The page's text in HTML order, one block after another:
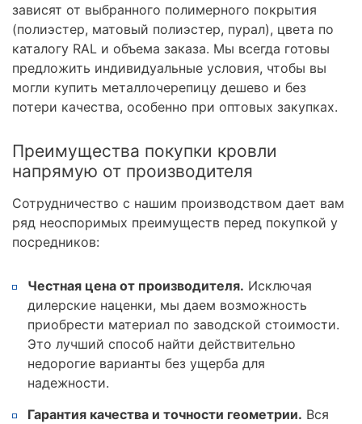
зависят от выбранного полимерного покрытия
(полиэстер, матовый полиэстер, пурал), цвета по
каталогу RAL и объема заказа. Мы всегда готовы
предложить индивидуальные условия, чтобы вы
могли купить металлочерепицу дешево и без
потери качества, особенно при оптовых закупках.
Преимущества покупки кровли
напрямую от производителя
Сотрудничество с нашим производством дает вам
ряд неоспоримых преимуществ перед покупкой у
посредников:
Честная цена от производителя. Исключая
дилерские наценки, мы даем возможность
приобрести материал по заводской стоимости.
Это лучший способ найти действительно
недорогие варианты без ущерба для
надежности.
Гарантия качества и точности геометрии. Вся